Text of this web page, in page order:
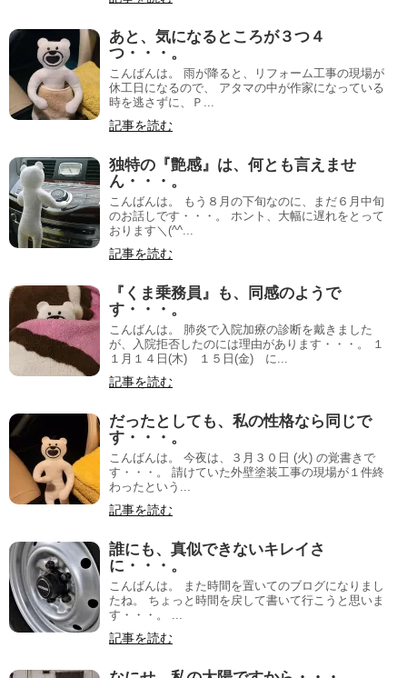
あと、気になるところが３つ４
つ・・・。
こんばんは。 雨が降ると、リフォーム工事の現場が
休工日になるので、 アタマの中が作家になっている
時を逃さずに、Ｐ...
記事を読む
独特の『艶感』は、何とも言えませ
ん・・・。
こんばんは。 もう８月の下旬なのに、まだ６月中旬
のお話しです・・・。 ホント、大幅に遅れをとって
おります＼(^^...
記事を読む
『くま乗務員』も、同感のようで
す・・・。
こんばんは。 肺炎で入院加療の診断を戴きました
が、入院拒否したのには理由があります・・・。 １
１月１４日(木) １５日(金) に...
記事を読む
だったとしても、私の性格なら同じで
す・・・。
こんばんは。 今夜は、３月３０日 (火) の覚書きで
す・・・。 請けていた外壁塗装工事の現場が１件終
わったという...
記事を読む
誰にも、真似できないキレイさ
に・・・。
こんばんは。 また時間を置いてのブログになりまし
たね。 ちょっと時間を戻して書いて行こうと思いま
す・・・。 ...
記事を読む